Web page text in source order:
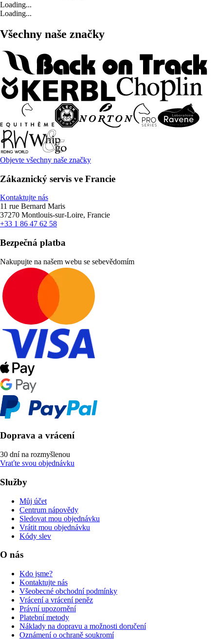
Loading...
Loading...
Všechny naše značky
Objevte všechny naše značky
Zákaznický servis ve Francie
Kontaktujte nás
11 rue Bernard Maris
37270 Montlouis-sur-Loire, Francie
+33 1 86 47 62 58
Bezpečná platba
Nakupujte na našem webu se sebevědomím
Doprava a vrácení
30 dní na rozmyšlenou
Vraťte svou objednávku
Služby
Můj účet
Centrum nápovědy
Sledovat mou objednávku
Vrátit mou objednávku
Kódy slev
O nás
Kdo jsme?
Kontaktujte nás
Všeobecné obchodní podmínky
Vrácení a vrácení peněz
Právní upozornění
Platební metody
Náklady na dopravu a možnosti doručení
Oznámení o ochraně soukromí